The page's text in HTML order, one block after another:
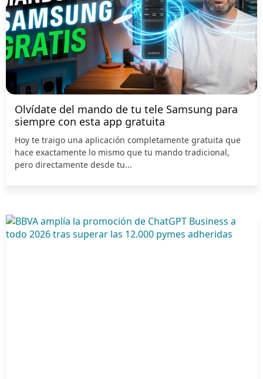
Olvídate del mando de tu tele Samsung para
siempre con esta app gratuita
Hoy te traigo una aplicación completamente gratuita que
hace exactamente lo mismo que tu mando tradicional,
pero directamente desde tu...